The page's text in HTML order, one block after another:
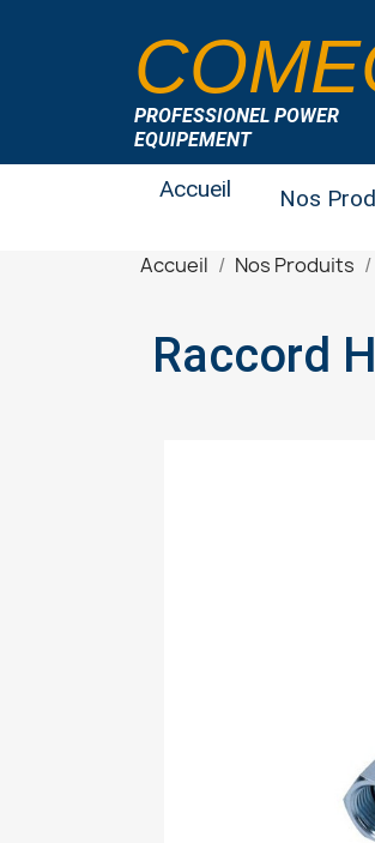
PROFESSIONEL POWER
EQUIPEMENT
Accueil Nos
Accueil Nos Produits